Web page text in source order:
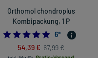
Orthomol chondroplus
Kombipackung, 1 P
6*
54,39 € 67,99 €